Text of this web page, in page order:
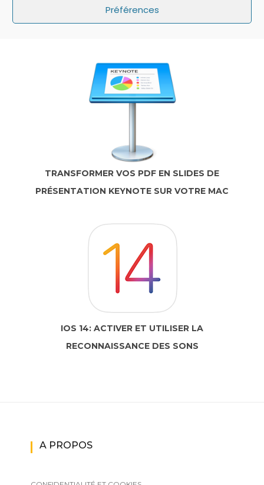
Préférences
IOS: QUE FAIRE SI LE MINUTEUR NE S’AFFICHE
PAS SUR L’ÉCRAN DE VERROUILLAGE ?
TRANSFORMER VOS PDF EN SLIDES DE
PRÉSENTATION KEYNOTE SUR VOTRE MAC
IOS 14: ACTIVER ET UTILISER LA
RECONNAISSANCE DES SONS
A PROPOS